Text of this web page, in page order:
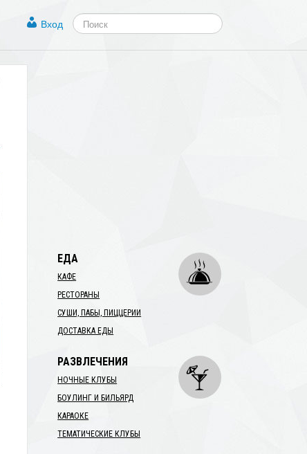
Вход
ЕДА
КАФЕ
РЕСТОРАНЫ
СУШИ, ПАБЫ, ПИЦЦЕРИИ
ДОСТАВКА ЕДЫ
РАЗВЛЕЧЕНИЯ
НОЧНЫЕ КЛУБЫ
БОУЛИНГ И БИЛЬЯРД
КАРАОКЕ
ТЕМАТИЧЕСКИЕ КЛУБЫ